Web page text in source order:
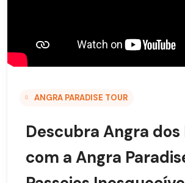
ANGRA PARADISE TOUR
Descubra Angra dos
com a Angra